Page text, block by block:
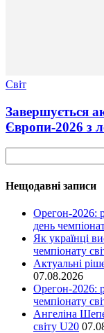
Світ
Завершується
Європи-2026 з
Нещодавні записи
Орегон-2026:
день
Як українці
чемпіонату
Актуальні
07.08.2026
Орегон-2026:
чемпіонату
Ангеліна
світу U20